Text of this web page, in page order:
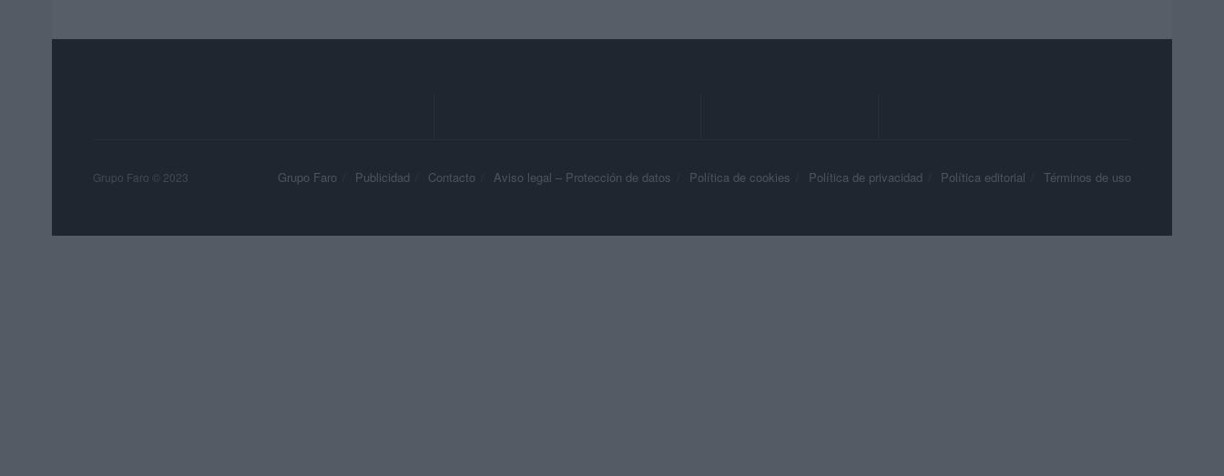
Grupo Faro Publicidad Contacto Aviso legal – Protección de datos Política de cookies Política de privacidad Política editorial Términos de uso
Grupo Faro © 2023